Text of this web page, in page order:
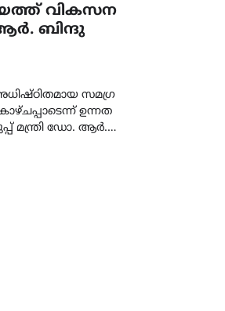
വികസന
ബിന്ദു
സമഗ്ര
ഉന്നത
മന്ത്രി ഡോ. ആർ.…